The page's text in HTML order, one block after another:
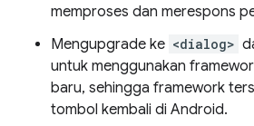
memproses dan merespons
Mengupgrade ke <dialog>
untuk menggunakan
baru, sehingga framework
tombol kembali di Android.